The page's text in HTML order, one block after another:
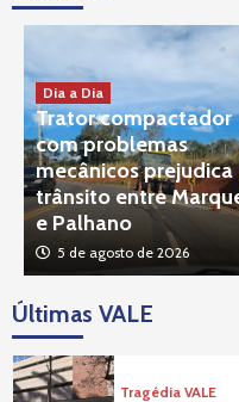
Dia a Dia
Trator compactador
com problemas
mecânicos prejudica
trânsito entre
e Palhano
5 de agosto de 2026
Últimas VALE
buscavam
4
Tragédia VALE
Corte Alemã
TÜV SÜD
da Vale em
5
Política Tragédia
Prefeito
Vale
Tragédia VALE